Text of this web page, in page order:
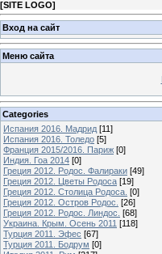
[SITE LOGO]
Вход на сайт
Меню сайта
Categories
Испания 2016. Мадрид [11]
Испания 2016. Толедо [5]
Франция 2015/2016. Париж [0]
Индия. Гоа 2014 [0]
Греция 2012. Родос. Фалираки [49]
Греция 2012. Цветы Родоса [19]
Греция 2012. Столица Родоса. [0]
Греция 2012. Остров Родос. [26]
Греция 2012. Родос. Линдос. [68]
Украина. Крым. Осень 2011 [118]
Турция 2011. Эфес [67]
Турция 2011. Бодрум [0]